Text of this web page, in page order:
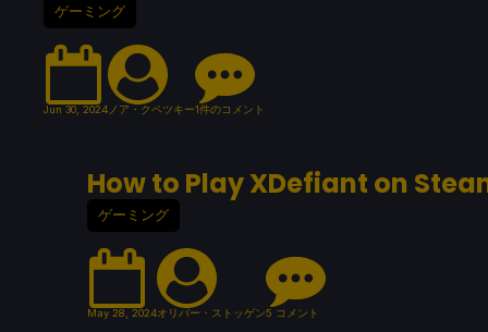
ゲーミング
Jun 30, 2024 ノア・クペツキー1件のコメント
How to Play XDefiant on
ゲーミング
May 28, 2024オリバー・ストッゲン5 コメント